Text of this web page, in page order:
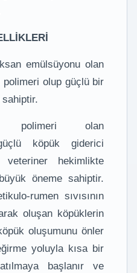
emülsüyonu olan
olup güçlü bir
polimeri olan
köpük giderici
hekimlikte
öneme sahiptir.
rumen sıvısının
oluşan köpüklerin
oluşumunu önler
yoluyla kısa bir
başlanır ve